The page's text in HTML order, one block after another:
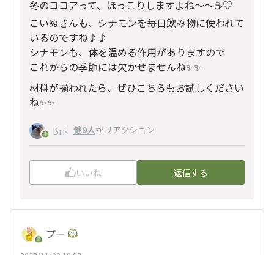
冬のココアって、ほっこりしますよね～～☕♡
こいぬさんも、シナモンを毎日飲み物に使われて
いるのですね♪♪
シナモンも、体を温める作用がありますので
これからの季節には欠かせませんね✨✨
材料が揃われたら、ぜひこちらもお試しください
ね✨✨
Bri、 他9人がリアクション
いいね 返信する
プー